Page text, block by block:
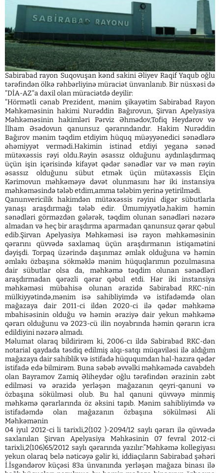
Sabirabad rayon Suqovuşan kənd sakini Əliyev Raqif Yaqub oğlu
tərəfindən ölkə rəhbərliyinə müraciət ünvanlanıb. Bir nüsxəsi də
"DİA-AZ"a daxil olan müraciətdə deyilir:
"Hörmətli cənab Prezident, mənim şikayətim Sabirabad Rayon
Məhkəməsinin hakimi Nurəddin Bağırovun, Şirvan Apelyasiya
Məhkəməsinin hakimləri Pərviz Əhmədov,Tofiq Heydərov və
İlham Əsədovun qanunsuz qərarındandır. Hakim Nurəddin
Bağırov mənim təqdim etdiyim hüquq müəyyənedici sənədlərə
əhəmiyyət vermədi.Hakimin istinad etdiyi yeganə sənəd
mütəxəssis rəyi oldu.Rəyin əsassız olduğunu aydınlaşdırmaq
üçün işin içərisində kifayət qədər sənədlər var və mən rəyin
əsassız olduğunu sübut etmək üçün mütəxəssis Elçin
Kərimovun məhkəməyə dəvət olunmasını hər iki instansiya
məhkəməsində tələb etdim,amma tələbim yerinə yetirilmədi.
Qanunvericilik hakimdən mütəxəssis rəyini digər sübutlarla
yanaşı araşdırmağı tələb edir. Ümumiyyətlə,hakim həmin
sənədləri görməzdən gələrək, təqdim olunan sənədləri nəzərə
almadan və heç bir araşdırma aparmadan qanunsuz qərar qəbul
edib.Şirvan Apelyasiya Məhkəməsi isə rayon məhkəməsinin
qərarını qüvvədə saxlamaq üçün araşdırmanın istiqamətini
dəyişdi. Torpaq üzərində daşınmaz əmlak olduğuna və həmin
əmlakı özbaşına sökməklə mənim hüquqlarımın pozulmasına
dair sübutlar olsa da, məhkəmə təqdim olunan sənədləri
araşdırmadan qərəzli qərar qəbul etdi. Hər iki instansiya
məhkəməsi mübahisə olunan ərazidə Sabirabad RKC-nin
mülkiyyətində,mənim isə sahibliyimdə və istifadəmdə olan
mağazaya dair 2011-ci ildən 2020-ci ilə qədər məhkəmə
mbahisəsinin olduğu və həmin əraziyə dair yekun məhkəmə
qərarı olduğunu və 2023-cü ilin noyabrında həmin qərarın icra
edildiyini nəzərə almadı.
Məlumat olaraq bildirirəm ki, 2006-cı ildə Sabirabad RKC-dən
notarial qaydada təsdiq edilmiş alqı-satqı müqaviləsi ilə aldığım
mağazaya dair sahiblik və istifadə hüququmdan hal-hazıra qədər
istifadə edə bilmirəm. Buna səbəb əvvəlki məhkəmədə cavabdeh
olan Bayramov Zamiq Əliheydər oğlu tərəfindən ərazinin zəbt
edilməsi və ərazidə yerləşən mağazanın qeyri-qanuni və
özbaşına sökülməsi olub. Bu hal qanuni qüvvəyə minmiş
məhkəmə qərarlarında öz əksini tapıb. Mənim sahibliyimdə və
istifadəmdə olan mağazanın özbaşına sökülməsi Ali
Məhkəmənin
04 iyul 2012-ci li tarixli,2(102 )-2094/12 saylı qərarı ilə qüvvədə
saxlanılan Şirvan Apelyasiya Məhkəsinin 07 fevral 2012-ci
tarixli,2(106)65/2012 saylı qərarında yazılır:”Məhkəmə kollegiyası
yekun olaraq belə nəticəyə gəlir ki, iddiaçıların Sabirabad şəhəri
İ.İsgəndərov küçəsi 83a ünvanında yerləşən mağaza binası ilə